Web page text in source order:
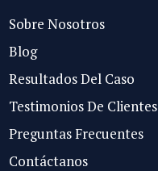
Sobre Nosotros
Blog
Resultados Del Caso
Testimonios De Clientes
Preguntas Frecuentes
Contáctanos